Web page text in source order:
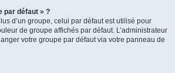
par défaut » ?
d’un groupe, celui par défaut est utilisé pour
de groupe affichés par défaut. L’administrateur
votre groupe par défaut via votre panneau de